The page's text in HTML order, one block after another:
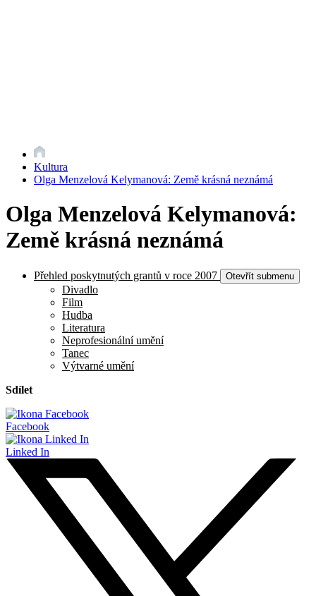
Kultura
Olga Menzelová Kelymanová: Země krásná neznámá
Olga Menzelová Kelymanová:
Země krásná neznámá
Přehled poskytnutých grantů v roce 2007 Otevřít submenu
Divadlo
Film
Hudba
Literatura
Neprofesionální umění
Tanec
Výtvarné umění
Sdílet
Facebook
Linked In